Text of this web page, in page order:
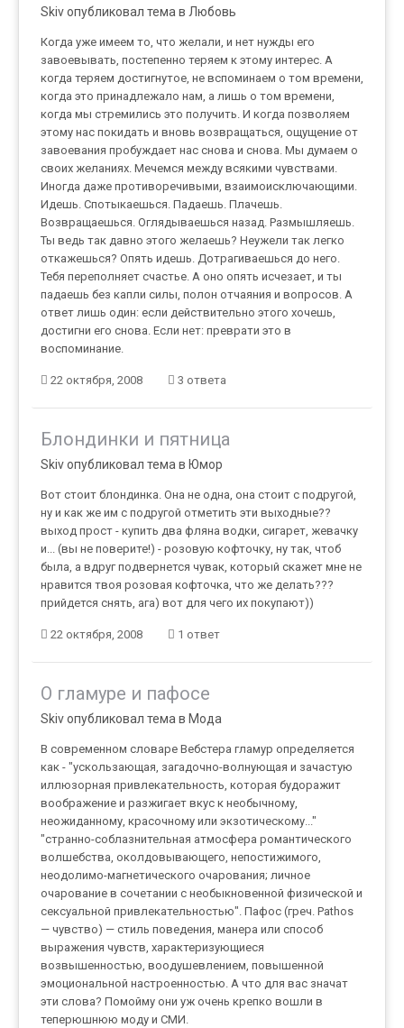
Skiv опубликовал тема в Любовь
Когда уже имеем то, что желали, и нет нужды его
завоевывать, постепенно теряем к этому интерес. А
когда теряем достигнутое, не вспоминаем о том времени,
когда это принадлежало нам, а лишь о том времени,
когда мы стремились это получить. И когда позволяем
этому нас покидать и вновь возвращаться, ощущение от
завоевания пробуждает нас снова и снова. Мы думаем о
своих желаниях. Мечемся между всякими чувствами.
Иногда даже противоречивыми, взаимоисключающими.
Идешь. Спотыкаешься. Падаешь. Плачешь.
Возвращаешься. Оглядываешься назад. Размышляешь.
Ты ведь так давно этого желаешь? Неужели так легко
откажешься? Опять идешь. Дотрагиваешься до него.
Тебя переполняет счастье. А оно опять исчезает, и ты
падаешь без капли силы, полон отчаяния и вопросов. А
ответ лишь один: если действительно этого хочешь,
достигни его снова. Если нет: преврати это в
воспоминание.
22 октября, 2008 3 ответа
Блондинки и пятница
Skiv опубликовал тема в Юмор
Вот стоит блондинка. Она не одна, она стоит с подругой,
ну и как же им с подругой отметить эти выходные??
выход прост - купить два фляна водки, сигарет, жевачку
и... (вы не поверите!) - розовую кофточку, ну так, чтоб
была, а вдруг подвернется чувак, который скажет мне не
нравится твоя розовая кофточка, что же делать???
прийдется снять, ага) вот для чего их покупают))
22 октября, 2008 1 ответ
О гламуре и пафосе
Skiv опубликовал тема в Мода
В современном словаре Вебстера гламур определяется
как - "ускользающая, загадочно-волнующая и зачастую
иллюзорная привлекательность, которая будоражит
воображение и разжигает вкус к необычному,
неожиданному, красочному или экзотическому..."
"странно-соблазнительная атмосфера романтического
волшебства, околдовывающего, непостижимого,
неодолимо-магнетического очарования; личное
очарование в сочетании с необыкновенной физической и
сексуальной привлекательностью". Пафос (греч. Pathos
— чувство) — стиль поведения, манера или способ
выражения чувств, характеризующиеся
возвышенностью, воодушевлением, повышенной
эмоциональной настроенностью. А что для вас значат
эти слова? Помойму они уж очень крепко вошли в
теперюшнюю моду и СМИ.